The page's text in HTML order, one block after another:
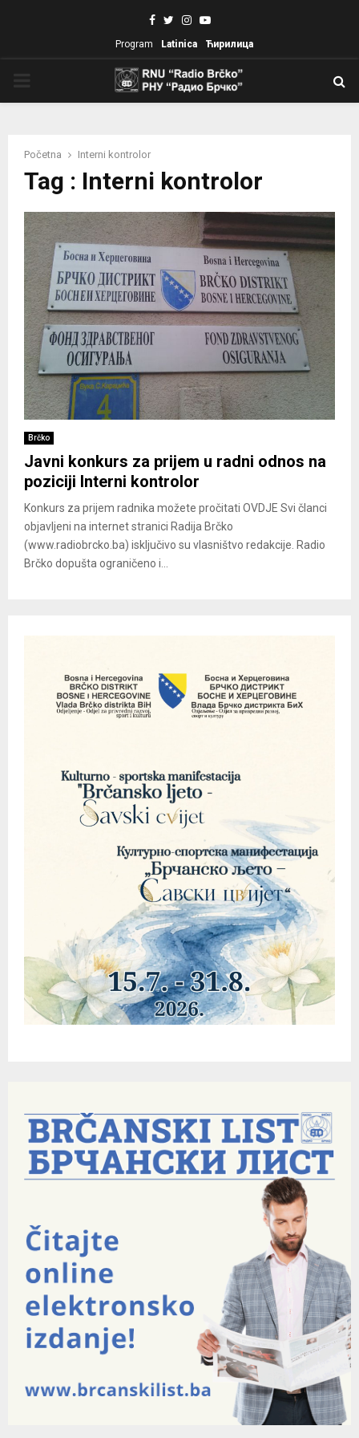
Facebook
TwitterInstagram
Youtube
Program Latinica Ћирилица
Početna Interni kontrolor
Tag : Interni kontrolor
Brčko
Javni konkurs za prijem u radni odnos na
poziciji Interni kontrolor
Konkurs za prijem radnika možete pročitati OVDJE Svi članci
objavljeni na internet stranici Radija Brčko
(www.radiobrcko.ba) isključivo su vlasništvo redakcije. Radio
Brčko dopušta ograničeno i...